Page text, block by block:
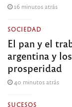
16 minutos atrás
SOCIEDAD
El pan y el
argentina y
prosperidad
40 minutos atrás
SUCESOS